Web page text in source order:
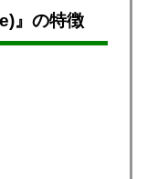
』の特徴